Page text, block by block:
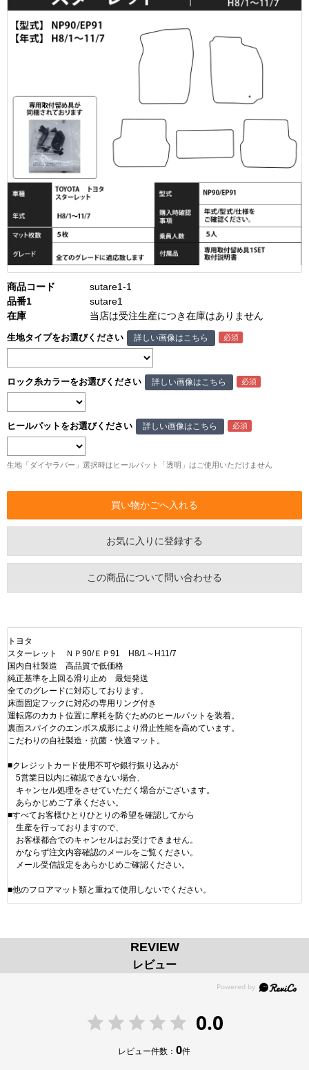
商品コード
sutare1-1
品番1
sutare1
在庫
当店は受注生産につき在庫はありません
生地タイプをお選びください 詳しい画像はこちら
ロック糸カラーをお選びください 詳しい画像はこちら
ヒールパットをお選びください 詳しい画像はこちら
生地「ダイヤラバー」選択時はヒールパット「透明」はご使用いただけません
お気に入りに登録する
この商品について問い合わせる
トヨタ
スターレット ＮＰ90/ＥＰ91 H8/1～H11/7
国内自社製造 高品質で低価格
純正基準を上回る滑り止め 最短発送
全てのグレードに対応しております。
床面固定フックに対応の専用リング付き
運転席のカカト位置に摩耗を防ぐためのヒールパットを装着。
裏面スパイクのエンボス成形により滑止性能を高めています。
こだわりの自社製造・抗菌・快適マット。
■クレジットカード使用不可や銀行振り込みが
5営業日以内に確認できない場合、
キャンセル処理をさせていただく場合がございます。
あらかじめご了承ください。
■すべてお客様ひとりひとりの希望を確認してから
生産を行っておりますので、
お客様都合でのキャンセルはお受けできません。
かならず注文内容確認のメールをご覧ください。
メール受信設定をあらかじめご確認ください。
■他のフロアマット類と重ねて使用しないでください。
REVIEW
レビュー
0.0
レビュー件数：0件